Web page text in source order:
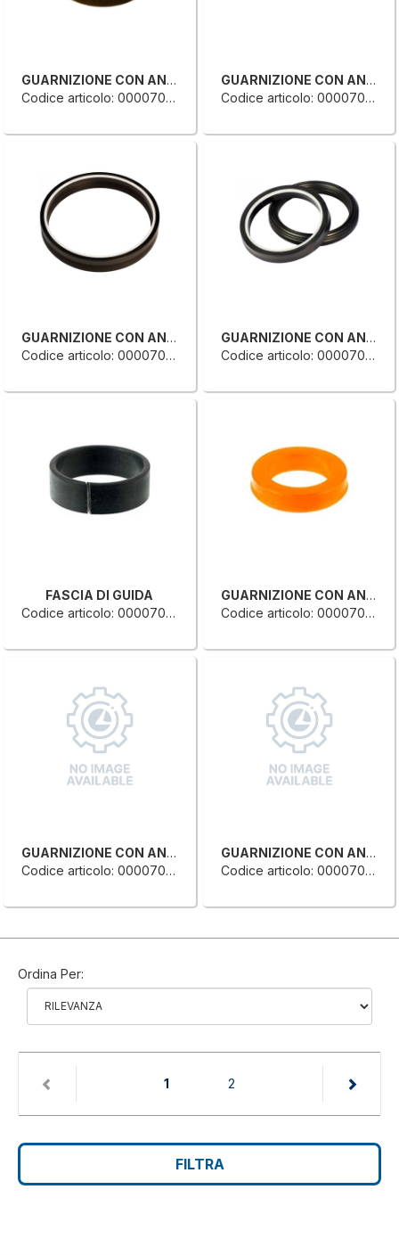
GUARNIZIONE CON ANELLO
Codice articolo: 0000707015G
GUARNIZIONE CON ANELLO
Codice articolo: 0000707004D
GUARNIZIONE CON ANELLO
Codice articolo: 0000704386A
GUARNIZIONE CON ANELLO
Codice articolo: 0000704379F
FASCIA DI GUIDA
Codice articolo: 0000702386H
GUARNIZIONE CON ANELLO
Codice articolo: 0000702374C
GUARNIZIONE CON ANELLO
Codice articolo: 0000707121B
GUARNIZIONE CON ANELLO
Codice articolo: 0000707053G
Ordina Per:
1(current) 2
FILTRA